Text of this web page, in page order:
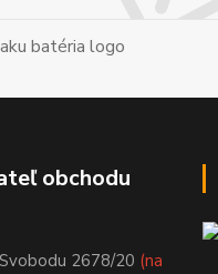
obchodu
2678/20 (na